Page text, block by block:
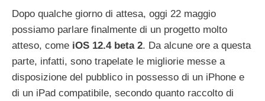
Dopo qualche giorno di attesa, oggi 22 maggio
possiamo parlare finalmente di un progetto molto
atteso, come iOS 12.4 beta 2. Da alcune ore a questa
parte, infatti, sono trapelate le migliorie messe a
disposizione del pubblico in possesso di un iPhone e
di un iPad compatibile, secondo quanto raccolto di